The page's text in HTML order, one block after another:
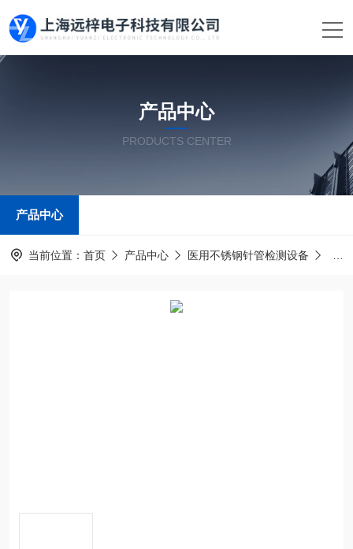
产品中心
PRODUCTS CENTER
产品中心
当前位置： 首页 产品中心 医用不锈钢针管检测设备